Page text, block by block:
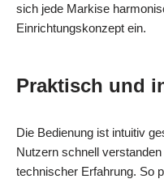
sich jede Markise
Einrichtungskonzept ein.
Praktisch und
Die Bedienung ist intuitiv
Nutzern schnell
technischer Erfahrung. So